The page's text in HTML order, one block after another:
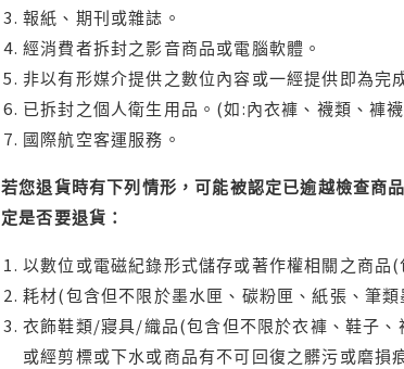
報紙、期刊或雜誌。
經消費者拆封之影音商品或電腦軟體。
非以有形媒介提供之數位內容或一經提供即為
已拆封之個人衛生用品。(如:內衣褲、襪類、褲
國際航空客運服務。
若您退貨時有下列情形，可能被認定已逾越檢查商
定是否要退貨：
以數位或電磁紀錄形式儲存或著作權相關之商品
耗材(包含但不限於墨水匣、碳粉匣、紙張、筆
衣飾鞋類/寢具/織品(包含但不限於衣褲、鞋子
或經剪標或下水或商品有不可回復之髒污或磨損